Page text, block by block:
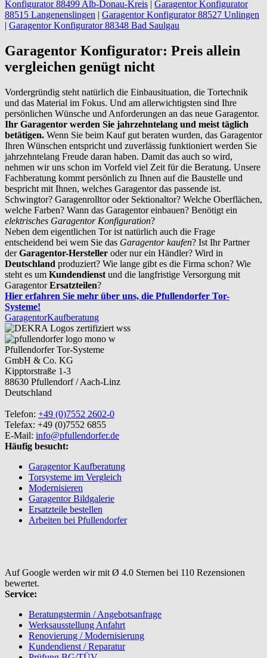
Konfigurator 88499 Alb-Donau-Kreis | Garagentor Konfigurator
88515 Langenenslingen | Garagentor Konfigurator 88527 Unlingen
| Garagentor Konfigurator 88348 Bad Saulgau
Garagentor Konfigurator: Preis allein
vergleichen genügt nicht
Vordergründig steht natürlich die Einbausituation, die Tortechnik
und das Material im Fokus. Und am allerwichtigsten sind Ihre
persönlichen Wünsche und Anforderungen an das neue Garagentor.
Ihr Garagentor werden Sie jahrzehntelang und meist täglich
betätigen. Wenn Sie beim Kauf gut beraten wurden, das Garagentor
Ihren Wünschen entspricht und zuverlässig funktioniert werden Sie
jahrzehntelang Freude daran haben. Damit das auch so wird,
nehmen wir uns schon im Vorfeld viel Zeit für die Beratung. Unsere
Fachberatung kommt persönlich zu Ihnen auf die Baustelle und
bespricht mit Ihnen, welches Garagentor das passende ist.
Schwingtor? Garagenrolltor oder Sektionaltor? Welche Oberflächen,
welche Farben? Wann das Garagentor einbauen? Benötigt ein
elektrisches Garagentor Konfiguration?
Neben dem eigentlichen Tor ist natürlich auch die Frage
entscheidend bei wem Sie das Garagentor kaufen? Ist Ihr Partner
derGaragentor-Hersteller oder nur ein Händler? Wird in
Deutschland produziert? Wie lange gibt es die Firma schon? Wie
steht es um Kundendienst und die langfristige Versorgung mit
GaragentorErsatzteilen?
Hier erfahren Sie mehr über uns, die Pfullendorfer Tor-
Systeme!
GaragentorKaufberatung
Pfullendorfer Tor-Systeme
GmbH & Co. KG
Kipptorstraße 1-3
88630 Pfullendorf / Aach-Linz
Deutschland
Telefon: +49 (0)7552 2602-0
Telefax: +49 (0)7552 6855
E-Mail: info@pfullendorfer.de
Häufig besucht:
Garagentor Kaufberatung
Torsysteme im Vergleich
Modernisieren
Garagentor Bildgalerie
Ersatzteile bestellen
Arbeiten bei Pfullendorfer
Auf Google werden wir mit Ø 4.0 Sternen bei 110 Rezensionen
bewertet.
Service:
Beratungstermin / Angebotsanfrage
Werksausstellung Anfahrt
Renovierung / Modernisierung
Kundendienst / Reparatur